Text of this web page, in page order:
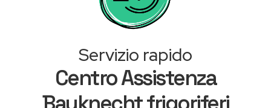
Servizio rapido
Centro Assistenza